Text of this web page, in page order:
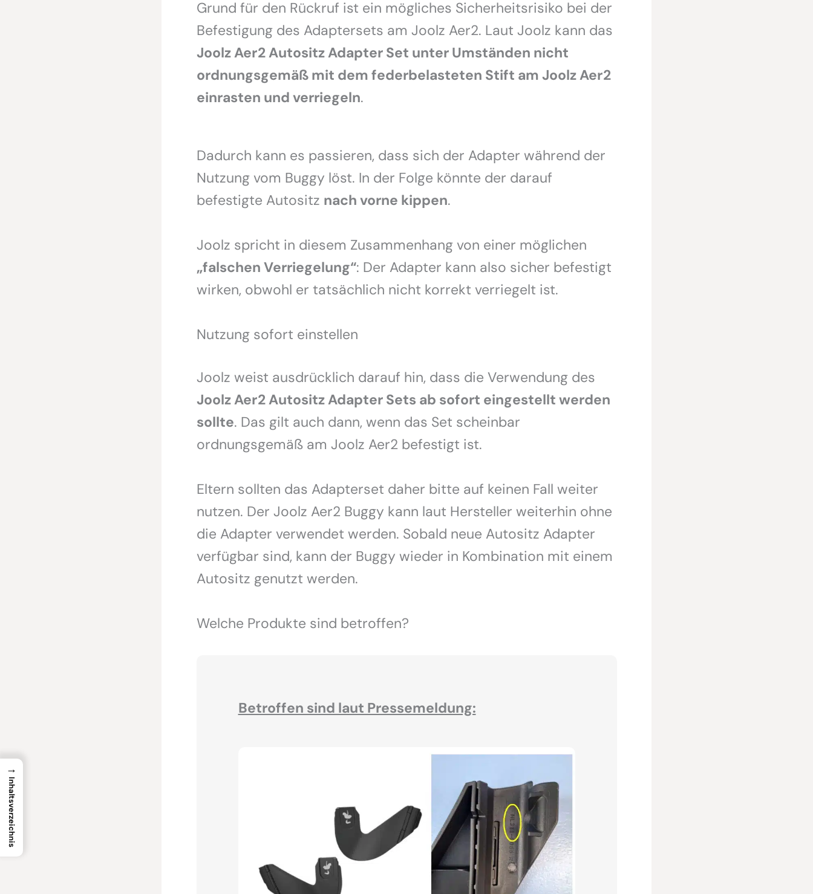
Grund für den Rückruf ist ein mögliches Sicherheitsrisiko bei der
Befestigung des Adaptersets am Joolz Aer2. Laut Joolz kann das
Joolz Aer2 Autositz Adapter Set unter Umständen nicht
ordnungsgemäß mit dem federbelasteten Stift am Joolz Aer2
einrasten und verriegeln.
Dadurch kann es passieren, dass sich der Adapter während der
Nutzung vom Buggy löst. In der Folge könnte der darauf
befestigte Autositz nach vorne kippen.
Joolz spricht in diesem Zusammenhang von einer möglichen
„falschen Verriegelung“: Der Adapter kann also sicher befestigt
wirken, obwohl er tatsächlich nicht korrekt verriegelt ist.
Nutzung sofort einstellen
Joolz weist ausdrücklich darauf hin, dass die Verwendung des
Joolz Aer2 Autositz Adapter Sets ab sofort eingestellt werden
sollte. Das gilt auch dann, wenn das Set scheinbar
ordnungsgemäß am Joolz Aer2 befestigt ist.
Eltern sollten das Adapterset daher bitte auf keinen Fall weiter
nutzen. Der Joolz Aer2 Buggy kann laut Hersteller weiterhin ohne
die Adapter verwendet werden. Sobald neue Autositz Adapter
verfügbar sind, kann der Buggy wieder in Kombination mit einem
Autositz genutzt werden.
Welche Produkte sind betroffen?
Betroffen sind laut Pressemeldung:
→
Inhaltsverzeichnis